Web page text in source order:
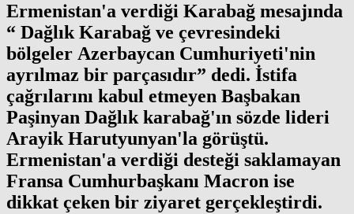
Ermenistan'a verdiği Karabağ mesajında
“ Dağlık Karabağ ve çevresindeki
bölgeler Azerbaycan Cumhuriyeti'nin
ayrılmaz bir parçasıdır” dedi. İstifa
çağrılarını kabul etmeyen Başbakan
Paşinyan Dağlık karabağ'ın sözde lideri
Arayik Harutyunyan'la görüştü.
Ermenistan'a verdiği desteği saklamayan
Fransa Cumhurbaşkanı Macron ise
dikkat çeken bir ziyaret gerçekleştirdi.